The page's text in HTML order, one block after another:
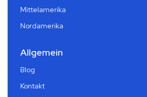
Mittelamerika
Nordamerika
Allgemein
Blog
Kontakt